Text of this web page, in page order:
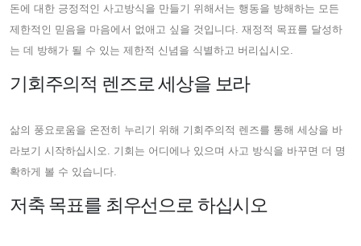
돈에 대한 긍정적인 사고방식을 만들기 위해서는 행동을 방해하는 모든
제한적인 믿음을 마음에서 없애고 싶을 것입니다. 재정적 목표를 달성하
는 데 방해가 될 수 있는 제한적 신념을 식별하고 버리십시오.
기회주의적 렌즈로 세상을 보라
삶의 풍요로움을 온전히 누리기 위해 기회주의적 렌즈를 통해 세상을 바
라보기 시작하십시오. 기회는 어디에나 있으며 사고 방식을 바꾸면 더 명
확하게 볼 수 있습니다.
저축 목표를 최우선으로 하십시오